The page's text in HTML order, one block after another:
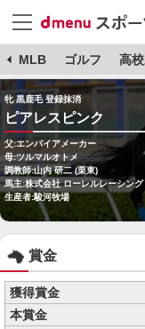
MLB ゴルフ 高
牝 黒鹿毛 登録抹消
ピアレスピンク
父:エンパイアメーカー
母:ツルマルオトメ
調教師:山内 研二 (栗東)
馬主:株式会社 ローレルレーシング
生産者:駿河牧場
賞金
獲得賞金
本賞金